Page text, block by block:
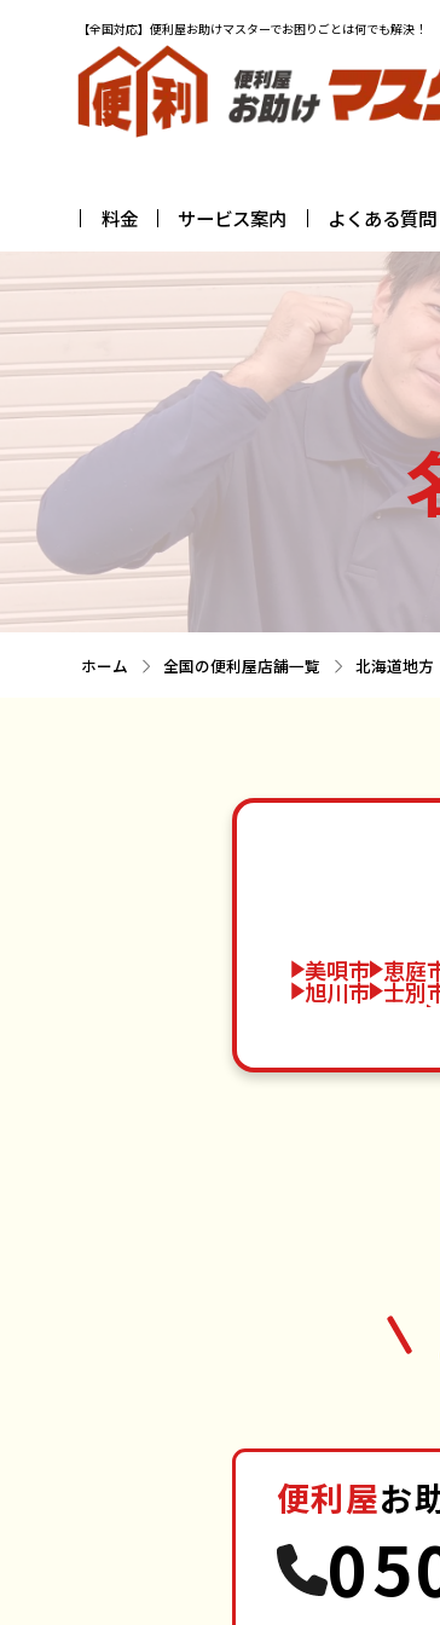
【全国対応】便利屋お助けマスターでお困りごとは何でも解決！
料金 サービス案内 よくある質問
ホーム 全国の便利屋店舗一覧 北海道地方
美唄市 恵庭
旭川市 士別
便利屋お